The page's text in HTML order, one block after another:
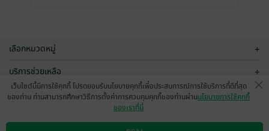
เลือกหมวดหมู่ +
บริการช่วยเหลือ +
เกี่ยวกับเรา
เว็บไซต์นี้มีการใช้คุกกี้ โปรดยอมรับนโยบายคุกกี้เพื่อประสบการณ์การใช้บริการที่ดีที่สุด
ของท่าน ท่านสามารถศึกษาวิธีการตั้งค่าการควบคุมคุกกี้ของท่านผ่านนโยบายการใช้คุกกี้
ของเราที่นี่